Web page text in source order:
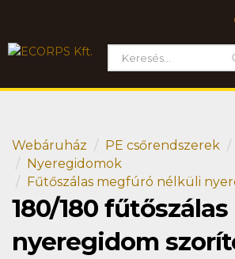
Webáruház PE csőrendszerek
Nyeregidomok
Fűtőszálas megfúró nélküli
180/180 fűtőszálas
nyeregidom